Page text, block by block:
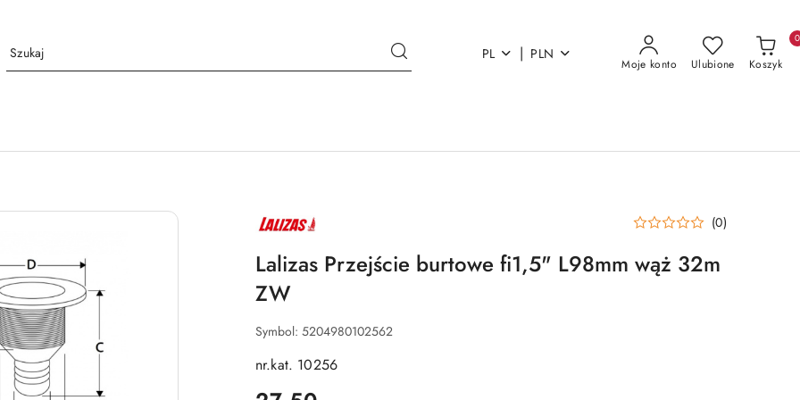
PL | PLN
Moje konto Ulubione Koszyk
0
NAZWA
PRODUCENTA: (0)
Lalizas Przejście burtowe fi1,5" L98mm wąż 32m
ZW
Symbol: 5204980102562
nr.kat. 10256